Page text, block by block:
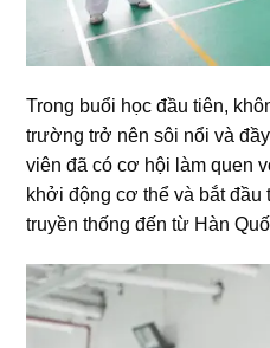
Trong buổi học đầu tiên,
trường trở nên sôi nổi và
viên đã có cơ hội làm quen
khởi động cơ thể và bắt đầu
truyền thống đến từ Hàn